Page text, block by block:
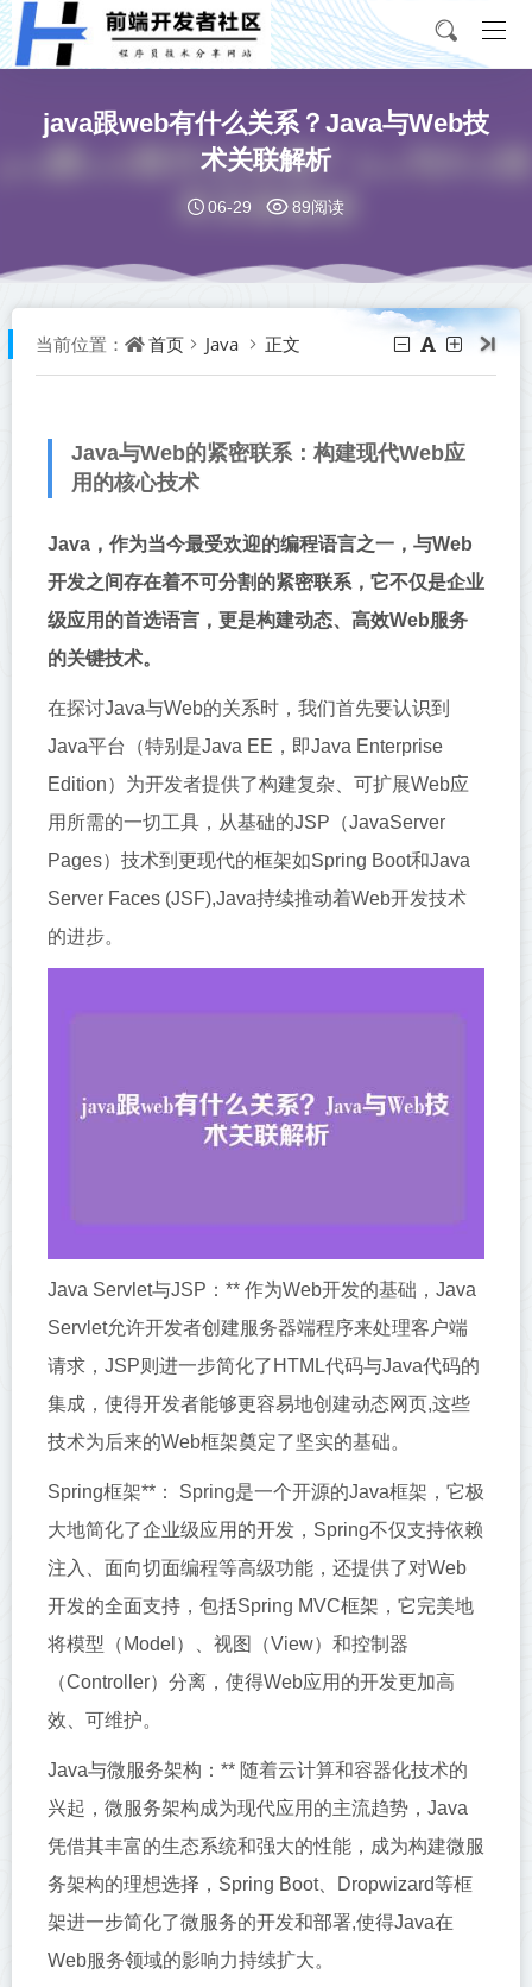
java跟web有什么关系？Java与Web技
术关联解析
06-29 89阅读
当前位置： 首页 Java 正文
Java与Web的紧密联系：构建现代Web应
用的核心技术
Java，作为当今最受欢迎的编程语言之一，与Web
开发之间存在着不可分割的紧密联系，它不仅是企业
级应用的首选语言，更是构建动态、高效Web服务
的关键技术。
在探讨Java与Web的关系时，我们首先要认识到
Java平台（特别是Java EE，即Java Enterprise
Edition）为开发者提供了构建复杂、可扩展Web应
用所需的一切工具，从基础的JSP（JavaServer
Pages）技术到更现代的框架如Spring Boot和Java
Server Faces (JSF),Java持续推动着Web开发技术
的进步。
Java Servlet与JSP：** 作为Web开发的基础，Java
Servlet允许开发者创建服务器端程序来处理客户端
请求，JSP则进一步简化了HTML代码与Java代码的
集成，使得开发者能够更容易地创建动态网页,这些
技术为后来的Web框架奠定了坚实的基础。
Spring框架**： Spring是一个开源的Java框架，它极
大地简化了企业级应用的开发，Spring不仅支持依赖
注入、面向切面编程等高级功能，还提供了对Web
开发的全面支持，包括Spring MVC框架，它完美地
将模型（Model）、视图（View）和控制器
（Controller）分离，使得Web应用的开发更加高
效、可维护。
Java与微服务架构：** 随着云计算和容器化技术的
兴起，微服务架构成为现代应用的主流趋势，Java
凭借其丰富的生态系统和强大的性能，成为构建微服
务架构的理想选择，Spring Boot、Dropwizard等框
架进一步简化了微服务的开发和部署,使得Java在
Web服务领域的影响力持续扩大。